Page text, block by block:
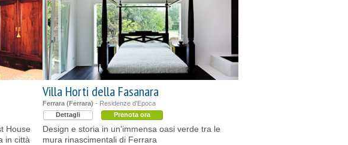
House
in città
Villa Horti della Fasanara
Ferrara (Ferrara) - Residenze d'Epoca
Dettagli
Prenota ora
Design e storia in un'immensa oasi verde tra le
mura rinascimentali di Ferrara